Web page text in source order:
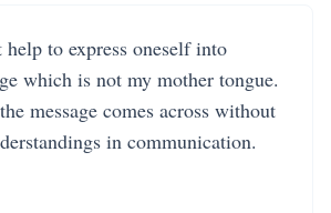
to express oneself into
which is not my mother tongue.
message comes across without
in communication.